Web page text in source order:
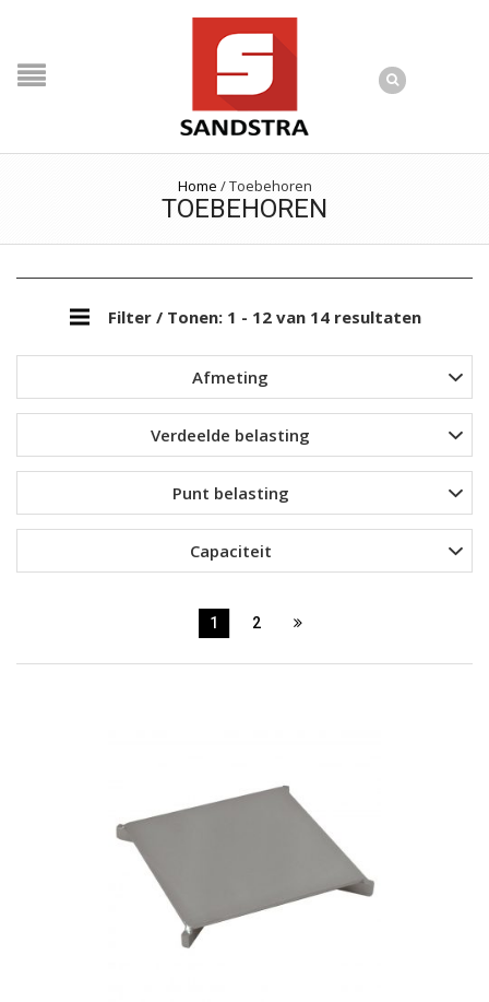
Home /Toebehoren
TOEBEHOREN
Filter / Tonen: 1 - 12 van 14 resultaten
Afmeting
Verdeelde belasting
Punt belasting
Capaciteit
1 2